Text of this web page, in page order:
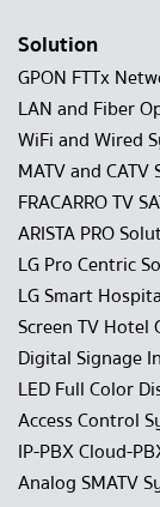
Solution
GPON FTTx
LAN and Fiber
WiFi and Wired
MATV and CATV
FRACARRO TV
ARISTA PRO
LG Pro Centric
LG Smart
Screen TV Hotel
Digital Signage
LED Full Color
Access Control
IP-PBX Cloud-
Analog SMATV